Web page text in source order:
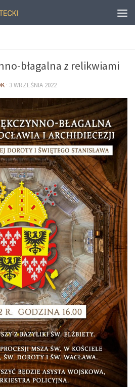
błagalna z relikwiami
· 3 WRZEŚNIA 2022